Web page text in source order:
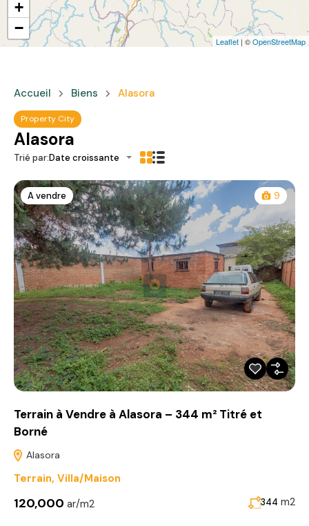
+
−
Leaflet | ©OpenStreetMap
Accueil Biens Alasora
Property City
Alasora
Trié par:Date croissante
A vendre 9
Terrain à Vendre à Alasora – 344 m² Titré et
Borné
Alasora
Terrain, Villa/Maison
120,000 ar/m2 344 m2